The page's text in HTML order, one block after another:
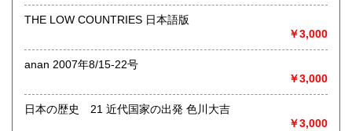
書籍の買取について
取り扱い分野
総記、哲学宗教、歴史、社会科学、自然科学、美術工芸、国
語国文、外国文学、古典籍、近代文献、趣味、外国書、サブ
カルチャー、古書一般（その他）
THE LOW COUNTRIES 日本語版
￥3,000
anan 2007年8/15-22号
￥3,000
日本の歴史 21 近代国家の出発 色川大吉
￥3,000